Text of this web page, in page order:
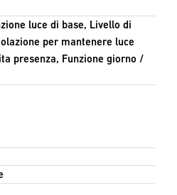
luce di base, Livello di
per mantenere luce
presenza, Funzione giorno /